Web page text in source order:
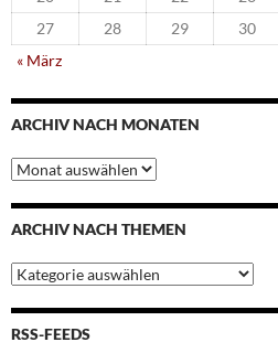
27
28 29
30
« März
ARCHIV NACH MONATEN
Archiv
nach
Monaten
ARCHIV NACH THEMEN
Archiv
nach
Themen
RSS-FEEDS